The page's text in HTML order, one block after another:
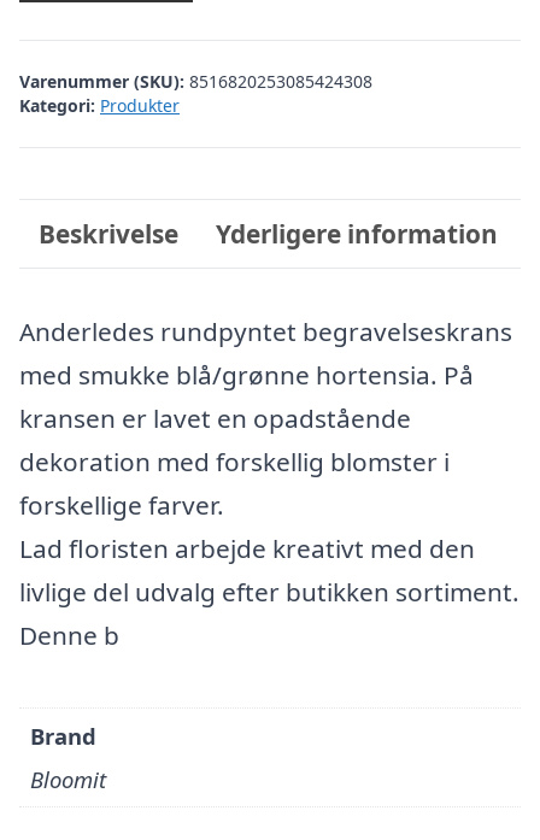
Varenummer (SKU): 8516820253085424308
Kategori: Produkter
Beskrivelse Yderligere information
Anderledes rundpyntet begravelseskrans
med smukke blå/grønne hortensia. På
kransen er lavet en opadstående
dekoration med forskellig blomster i
forskellige farver.
Lad floristen arbejde kreativt med den
livlige del udvalg efter butikken sortiment.
Denne b
Brand
Bloomit